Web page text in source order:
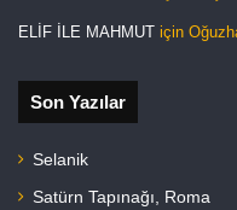
ELİF İLE MAHMUT için
Son Yazılar
Selanik
Satürn Tapınağı, Roma